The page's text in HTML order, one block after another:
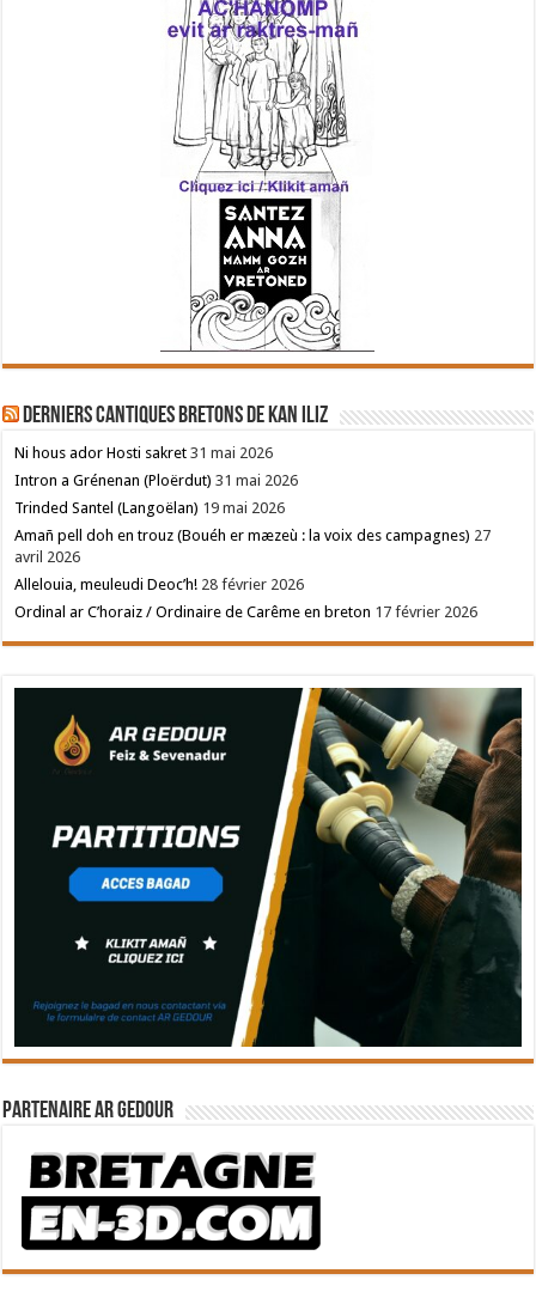
Derniers cantiques bretons de Kan Iliz
Ni hous ador Hosti sakret 31 mai 2026
Intron a Grénenan (Ploërdut) 31 mai 2026
Trinded Santel (Langoëlan) 19 mai 2026
Amañ pell doh en trouz (Bouéh er mæzeù : la voix des campagnes) 27
avril 2026
Allelouia, meuleudi Deoc’h! 28 février 2026
Ordinal ar C’horaiz / Ordinaire de Carême en breton 17 février 2026
Partenaire Ar Gedour